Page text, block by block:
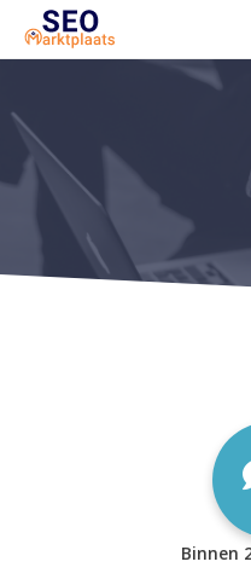
SEO
Marketeer
1. Seo
2.
Binnen